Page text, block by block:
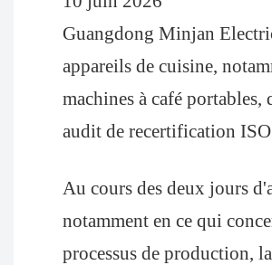
Guangdong Minjan
appareils de cuisine,
machines à café portables,
audit de recertification
Au cours des deux jours
notamment en ce qui
processus de production,